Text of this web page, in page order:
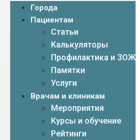
Города
Пациентам
Статьи
Калькуляторы
Профилактика и ЗОЖ
Памятки
Услуги
Врачам и клиникам
Мероприятия
Курсы и обучение
Рейтинги